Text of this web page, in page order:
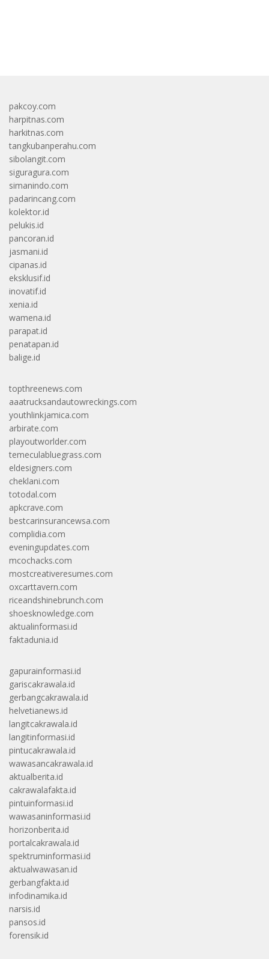
pakcoy.com
harpitnas.com
harkitnas.com
tangkubanperahu.com
sibolangit.com
siguragura.com
simanindo.com
padarincang.com
kolektor.id
pelukis.id
pancoran.id
jasmani.id
cipanas.id
eksklusif.id
inovatif.id
xenia.id
wamena.id
parapat.id
penatapan.id
balige.id
topthreenews.com
aaatrucksandautowreckings.com
youthlinkjamica.com
arbirate.com
playoutworlder.com
temeculabluegrass.com
eldesigners.com
cheklani.com
totodal.com
apkcrave.com
bestcarinsurancewsa.com
complidia.com
eveningupdates.com
mcochacks.com
mostcreativeresumes.com
oxcarttavern.com
riceandshinebrunch.com
shoesknowledge.com
aktualinformasi.id
faktadunia.id
gapurainformasi.id
gariscakrawala.id
gerbangcakrawala.id
helvetianews.id
langitcakrawala.id
langitinformasi.id
pintucakrawala.id
wawasancakrawala.id
aktualberita.id
cakrawalafakta.id
pintuinformasi.id
wawasaninformasi.id
horizonberita.id
portalcakrawala.id
spektruminformasi.id
aktualwawasan.id
gerbangfakta.id
infodinamika.id
narsis.id
pansos.id
forensik.id